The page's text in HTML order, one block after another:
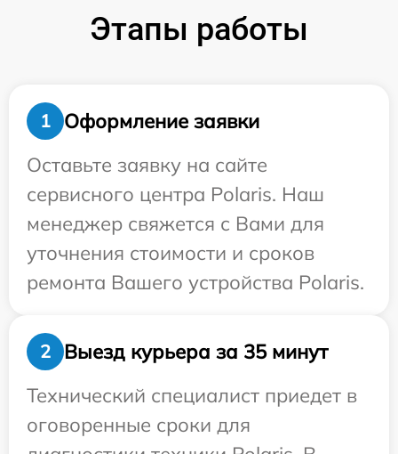
Этапы работы
1
Оформление заявки
Оставьте заявку на сайте
сервисного центра Polaris. Наш
менеджер свяжется с Вами для
уточнения стоимости и сроков
ремонта Вашего устройства Polaris.
2
Выезд курьера за 35 минут
Технический специалист приедет в
оговоренные сроки для